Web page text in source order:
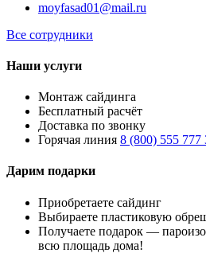
moyfasad01@mail.ru
Все сотрудники
Наши услуги
Монтаж сайдинга
Бесплатный расчёт
Доставка по звонку
Горячая линия 8 (800) 555 777
Дарим подарки
Приобретаете сайдинг
Выбираете пластиковую
Получаете подарок —
всю площадь дома!